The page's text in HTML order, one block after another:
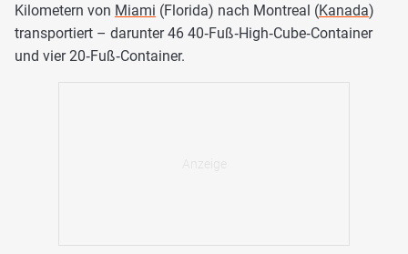
Kilometern von Miami (Florida) nach Montreal (Kanada)
transportiert – darunter 46 40‑Fuß‑High‑Cube‑Container
und vier 20‑Fuß‑Container.